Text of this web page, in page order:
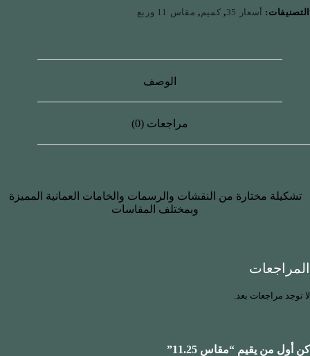
التصنيفات: أسعار 35 , كميم , مقاس 11 وربع
الوصف
مراجعات (0)
تشكيلة مختارة من النقشات والرسمات والخامات العمانية المميزة
وبمختلف المقاسات
المراجعات
لا توجد مراجعات بعد.
كن أول من يقيم “مقاس 11.25”